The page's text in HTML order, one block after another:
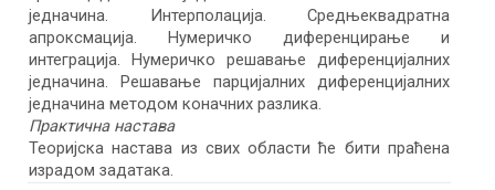
једначина. Интерполација. Средњеквадратна
апроксмација. Нумеричко диференцирање и
интеграција. Нумеричко решавање диференцијалних
једначина. Решавање парцијалних диференцијалних
једначина методом коначних разлика.
Практична настава
Теоријска настава из свих области ће бити праћена
израдом задатака.